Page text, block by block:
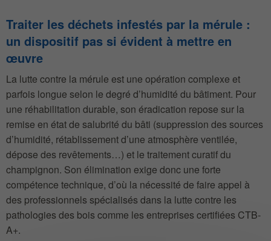
Traiter les déchets infestés par la mérule :
un dispositif pas si évident à mettre en
œuvre
La lutte contre la mérule est une opération complexe et
parfois longue selon le degré d’humidité du bâtiment. Pour
une réhabilitation durable, son éradication repose sur la
remise en état de salubrité du bâti (suppression des sources
d’humidité, rétablissement d’une atmosphère ventilée,
dépose des revêtements…) et le traitement curatif du
champignon. Son élimination exige donc une forte
compétence technique, d’où la nécessité de faire appel à
des professionnels spécialisés dans la lutte contre les
pathologies des bois comme les entreprises certifiées CTB-
A+.